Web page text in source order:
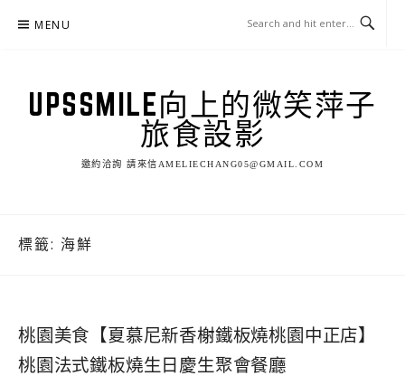
MENU
UPSSMILE向上的微笑萍子
旅食設影
邀約洽詢 請來信AMELIECHANG05@GMAIL.COM
標籤: 海鮮
桃園美食【夏慕尼新香榭鐵板燒桃園中正店】
桃園法式鐵板燒生日慶生聚會餐廳